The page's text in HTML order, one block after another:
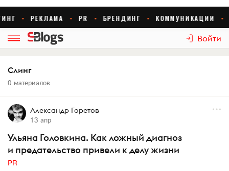
Войти
Слинг
0 материалов
Александр Горетов
13 апр
Ульяна Головкина. Как ложный диагноз
и предательство привели к делу жизни
PR